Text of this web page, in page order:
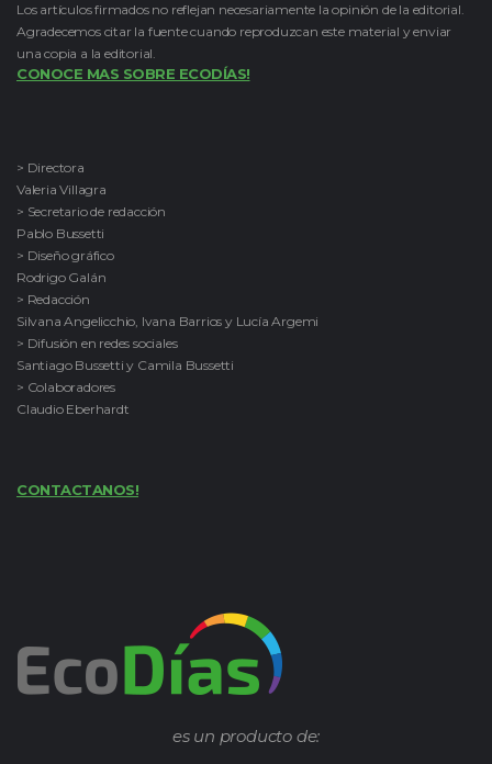
Los artículos firmados no reflejan necesariamente la opinión de la editorial.
Agradecemos citar la fuente cuando reproduzcan este material y enviar
una copia a la editorial.
CONOCE MAS SOBRE ECODÍAS!
> Directora
Valeria Villagra
> Secretario de redacción
Pablo Bussetti
> Diseño gráfico
Rodrigo Galán
> Redacción
Silvana Angelicchio, Ivana Barrios y Lucía Argemi
> Difusión en redes sociales
Santiago Bussetti y Camila Bussetti
> Colaboradores
Claudio Eberhardt
CONTACTANOS!
es un producto de: